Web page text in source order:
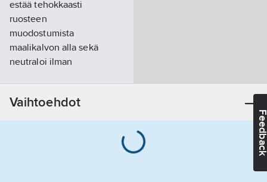
estää tehokkaasti
ruosteen
muodostumista
maalikalvon alla sekä
neutraloi ilman
Pigmentoinnin
ansiosta saadaan hyvä
Vaihtoehdot